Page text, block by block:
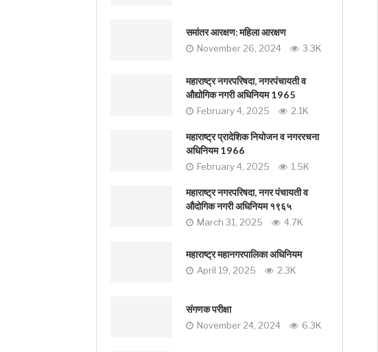
समांतर आरक्षण: महिला आरक्षण
November 26, 2024 3.3K
महाराष्ट्र नगरपरिषदा, नगरपंचायती व
औद्योगिक नगरी अधिनियम 1965
February 4, 2025 2.1K
महाराष्ट्र प्रादेशिक नियोजन व नगररचना
अधिनियम 1966
February 4, 2025 1.5K
महाराष्ट्र नगरपरिषदा, नगर पंचायती व
औदोगिक नगरी अधिनियम १९६५
March 31, 2025 4.7K
महाराष्ट्र महानगरपालिका अधिनियम
April 19, 2025 2.3K
संगणक परीक्षा
November 24, 2024 6.3K